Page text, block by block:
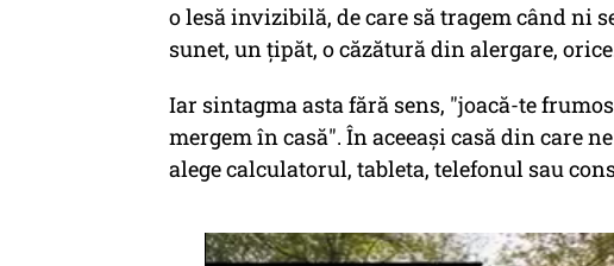
o lesă invizibilă, de care să tragem când ni
sunet, un ţipăt, o căzătură din alergare,
Iar sintagma asta fără sens, "joacă-te
mergem în casă". În aceeaşi casă din care
alege calculatorul, tableta, telefonul sau